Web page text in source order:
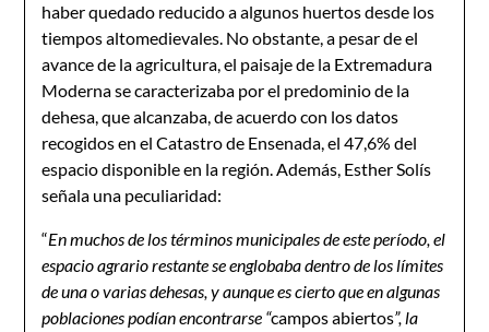
haber quedado reducido a algunos huertos desde los
tiempos altomedievales. No obstante, a pesar de el
avance de la agricultura, el paisaje de la Extremadura
Moderna se caracterizaba por el predominio de la
dehesa, que alcanzaba, de acuerdo con los datos
recogidos en el Catastro de Ensenada, el 47,6% del
espacio disponible en la región. Además, Esther Solís
señala una peculiaridad:
“En muchos de los términos municipales de este período, el
espacio agrario restante se englobaba dentro de los límites
de una o varias dehesas, y aunque es cierto que en algunas
poblaciones podían encontrarse “campos abiertos”, la